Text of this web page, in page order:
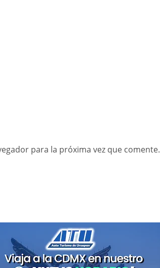
para la próxima vez que comente.